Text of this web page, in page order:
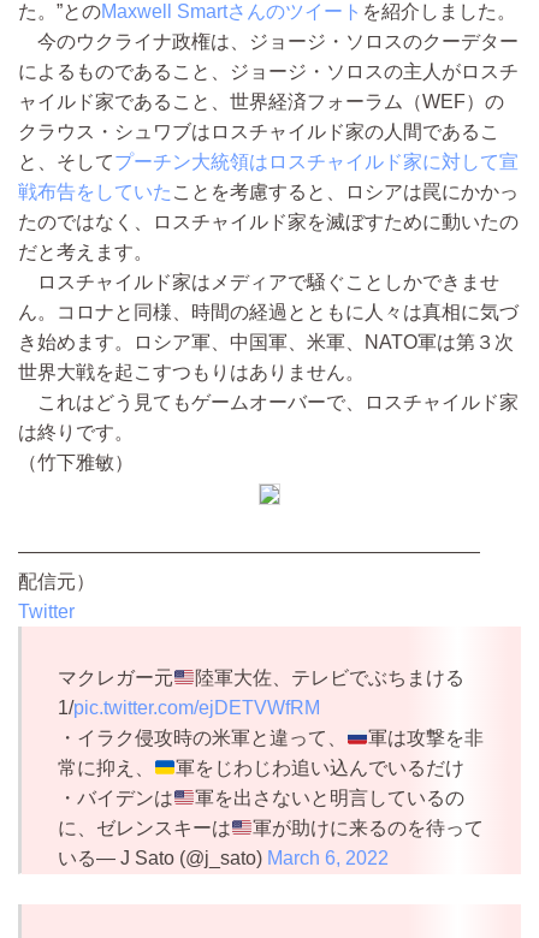
た。”とのMaxwell Smartさんのツイート を紹介しました。
今のウクライナ政権は、ジョージ・ソロスのクーデター
によるものであること、ジョージ・ソロスの主人がロスチ
ャイルド家であること、世界経済フォーラム（WEF）の
クラウス・シュワブはロスチャイルド家の人間であるこ
と、そしてプーチン大統領はロスチャイルド家に対して宣
戦布告をしていた ことを考慮すると、ロシアは罠にかかっ
たのではなく、ロスチャイルド家を滅ぼすために動いたの
だと考えます。
ロスチャイルド家はメディアで騒ぐことしかできませ
ん。コロナと同様、時間の経過とともに人々は真相に気づ
き始めます。ロシア軍、中国軍、米軍、NATO軍は第３次
世界大戦を起こすつもりはありません。
これはどう見てもゲームオーバーで、ロスチャイルド家
は終りです。
（竹下雅敏）
————————————————————————
配信元）
Twitter
マクレガー元
陸軍大佐、テレビでぶちまける
1/pic.twitter.com/ejDETVWfRM
・イラク侵攻時の米軍と違って、
軍は攻撃を非
常に抑え、
軍をじわじわ追い込んでいるだけ
・バイデンは
軍を出さないと明言しているの
に、ゼレンスキーは
軍が助けに来るのを待って
いる— J Sato (@j_sato) March 6, 2022